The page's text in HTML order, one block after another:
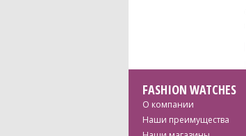
FASHION WATCHES
О компании
Наши преимущества